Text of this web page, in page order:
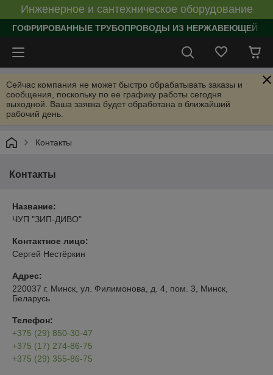
Инженерное и сантехническое оборудование
ГОФРИРОВАННЫЕ ТРУБОПРОВОДЫ ИЗ НЕРЖАВЕЮЩЕЙ
Сейчас компания не может быстро обрабатывать заказы и
сообщения, поскольку по ее графику работы сегодня
выходной. Ваша заявка будет обработана в ближайший
рабочий день.
Контакты
Контакты
Название:
ЧУП "ЗИП-ДИВО"
Контактное лицо:
Сергей Нестёркин
Адрес:
220037 г. Минск, ул. Филимонова, д. 4, пом. 3, Минск,
Беларусь
Телефон:
+375 (29) 850-30-47
+375 (17) 274-86-75
+375 (29) 355-86-75